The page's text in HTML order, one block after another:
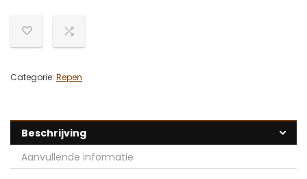
Categorie: Repen
Beschrijving
Aanvullende informatie